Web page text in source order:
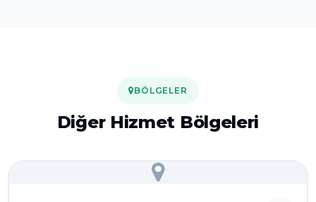
BÖLGELER
Diğer Hizmet Bölgeleri